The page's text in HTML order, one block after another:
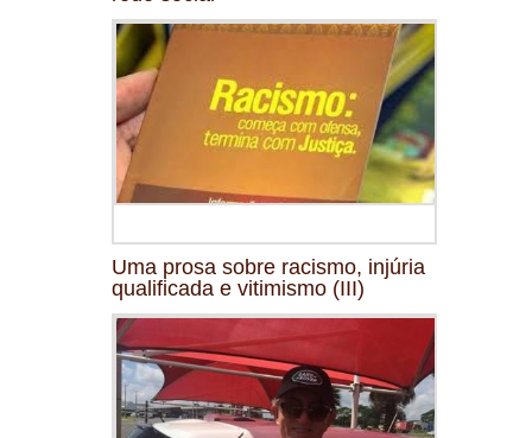
Uma prosa sobre racismo, injúria
qualificada e vitimismo (III)